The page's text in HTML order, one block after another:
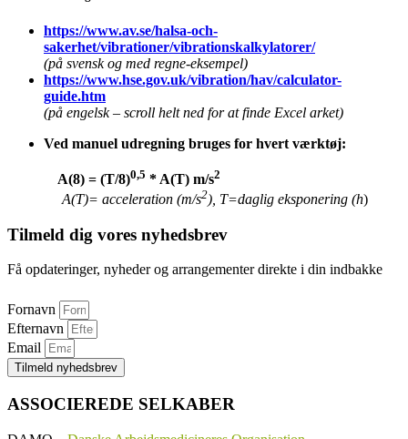
https://www.av.se/halsa-och-
sakerhet/vibrationer/vibrationskalkylatorer/
(på svensk og med regne-eksempel)
https://www.hse.gov.uk/vibration/hav/calculator-
guide.htm
(på engelsk – scroll helt ned for at finde Excel arket)
Ved manuel udregning bruges for hvert værktøj:
A(8) = (T/8)0,5 * A(T) m/s2
A(T)= acceleration (m/s2), T=daglig eksponering (h)
Tilmeld dig vores nyhedsbrev
Få opdateringer, nyheder og arrangementer direkte i din indbakke
Fornavn
Efternavn
Email
Tilmeld nyhedsbrev
ASSOCIEREDE SELKABER